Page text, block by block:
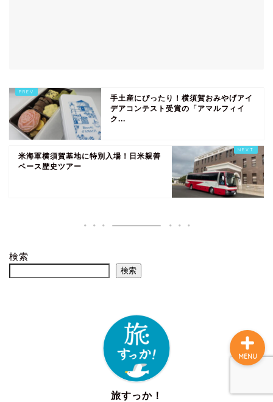
手土産にぴったり！横須賀おみやげアイ
デアコンテスト受賞の「アマルフィイ
ク...
米海軍横須賀基地に特別入場！日米親善
ベース歴史ツアー
検索
検索
旅すっか！
MENU
ホーム